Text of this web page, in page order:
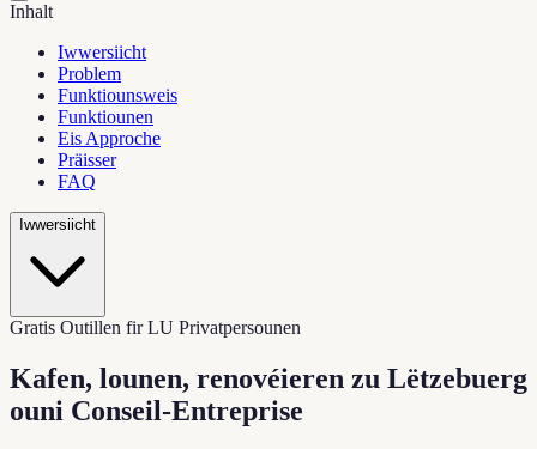
Inhalt
Iwwersiicht
Problem
Funktiounsweis
Funktiounen
Eis Approche
Präisser
FAQ
Iwwersiicht
Gratis Outillen fir LU Privatpersounen
Kafen, lounen, renovéieren zu Lëtzebuerg
ouni Conseil-Entreprise